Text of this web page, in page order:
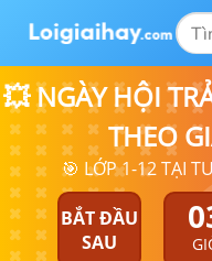
💥 NGÀY HỘI
THEO
🎯 LỚP 1-12 TẠI
BẮT ĐẦU
SAU